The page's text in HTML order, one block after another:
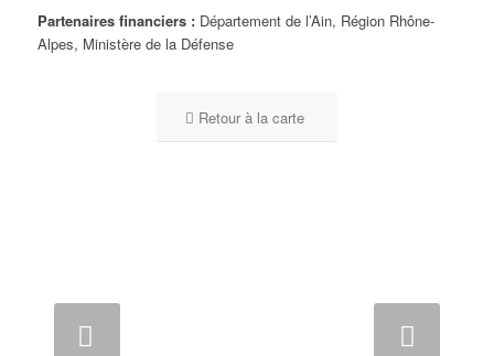
Partenaires financiers :Département de l’Ain, Région Rhône-
Alpes, Ministère de la Défense
Retour à la carte